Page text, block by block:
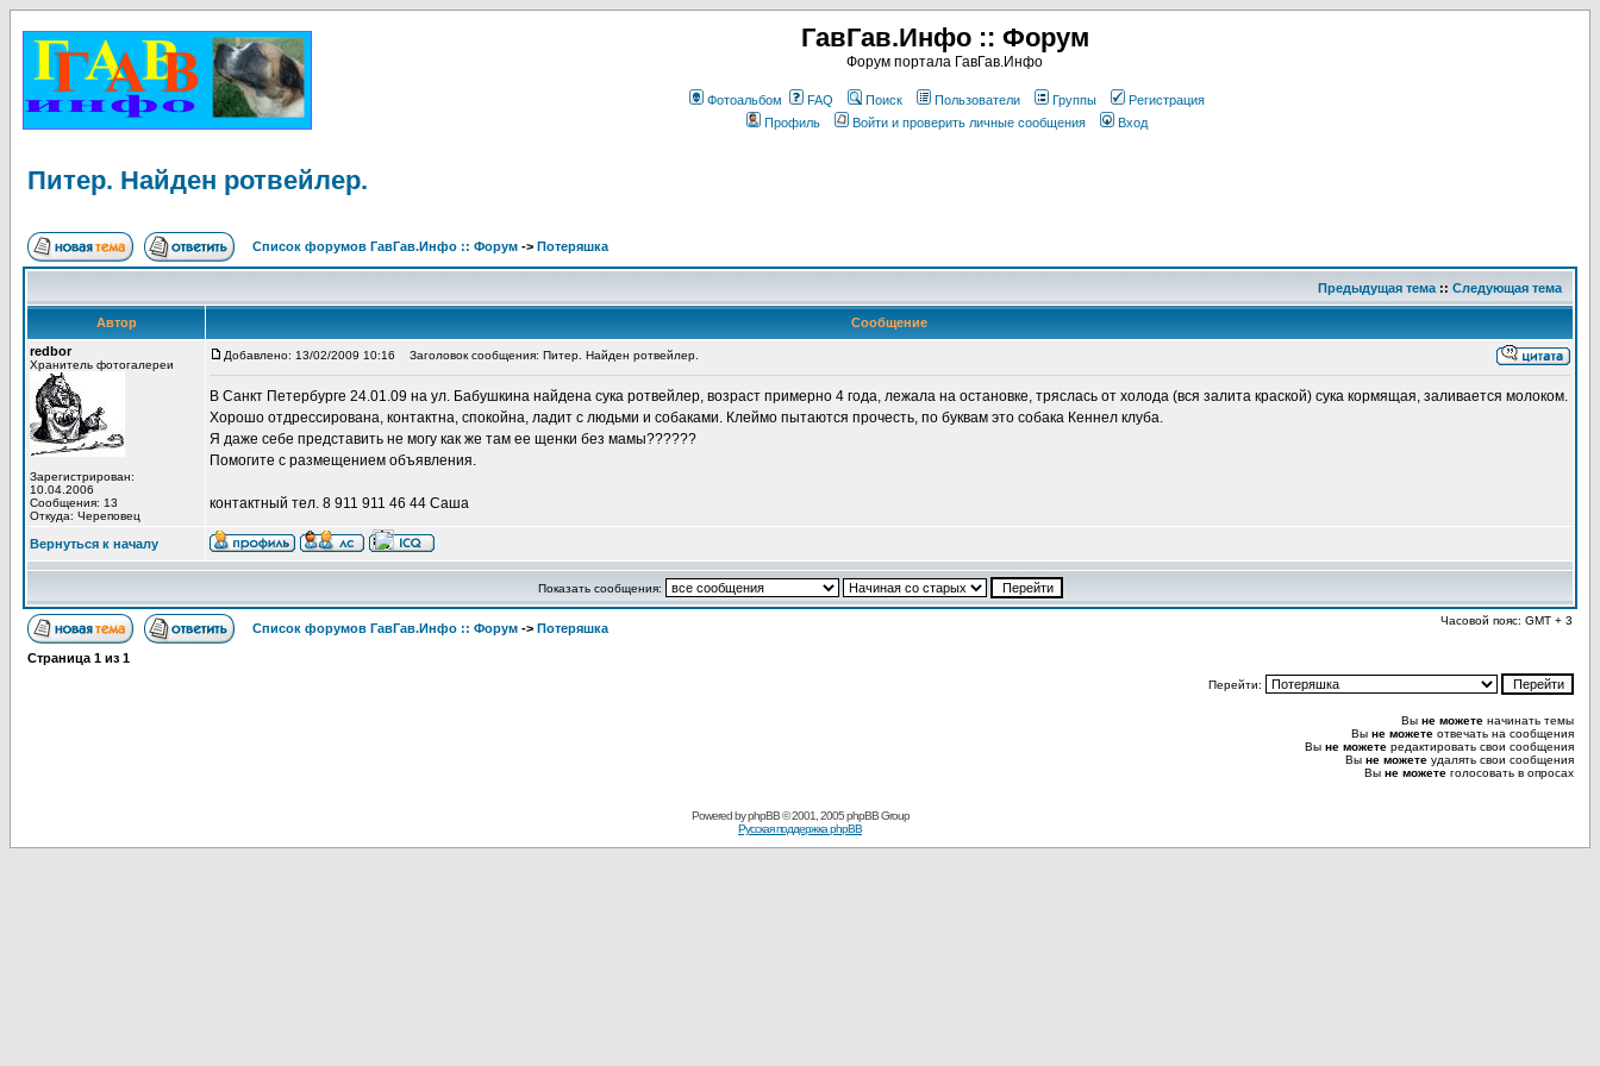
ГавГав.Инфо :: Форум
Форум портала ГавГав.Инфо
Фотоальбом FAQ Поиск Пользователи Группы
Регистрация
Профиль
Войти и проверить личные сообщения Вход
Питер. Найден ротвейлер.
Список форумов ГавГав.Инфо :: Форум -> Потеряшка
Предыдущая тема :: Следующая тема
Автор
Сообщение
redbor
Хранитель фотогалереи
Зарегистрирован:
10.04.2006
Сообщения: 13
Откуда: Череповец
Добавлено: 13/02/2009 10:16 Заголовок сообщения: Питер. Найден ротвейлер.
В Санкт Петербурге 24.01.09 на ул. Бабушкина найдена сука ротвейлер, возраст примерно 4 года, лежала на остановке, тряслась от холода (вся залита краской) сука кормящая, заливается молоком.
Хорошо отдрессирована, контактна, спокойна, ладит с людьми и собаками. Клеймо пытаются прочесть, по буквам это собака Кеннел клуба.
Я даже себе представить не могу как же там ее щенки без мамы??????
Помогите с размещением объявления.
контактный тел. 8 911 911 46 44 Саша
Вернуться к началу
Показать сообщения:
Список форумов ГавГав.Инфо :: Форум -> Потеряшка
Часовой пояс: GMT + 3
Страница 1 из 1
Перейти:
Вы не можете начинать темы
Вы не можете отвечать на сообщения
Вы не можете редактировать свои сообщения
Вы не можете удалять свои сообщения
Вы не можете голосовать в опросах
Powered byphpBB© 2001, 2005 phpBB Group
Русская поддержка phpBB